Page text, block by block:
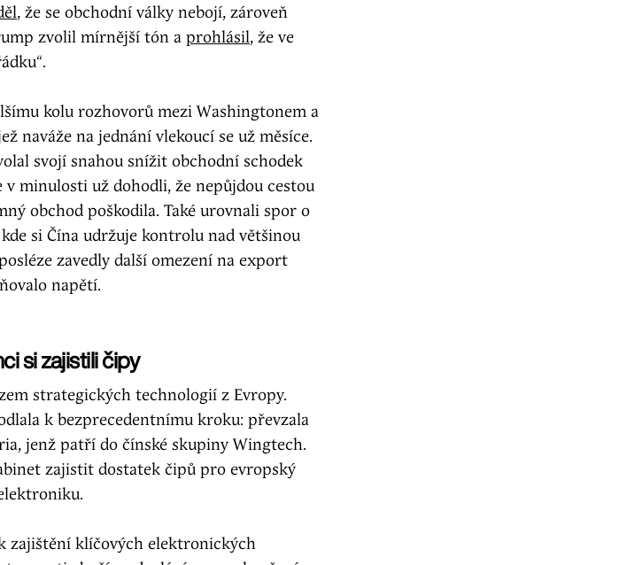
, že se obchodní války nebojí, zároveň
zvolil mírnější tón a prohlásil, že ve
kolu rozhovorů mezi Washingtonem a
naváže na jednání vlekoucí se už měsíce.
svojí snahou snížit obchodní schodek
v minulosti už dohodli, že nepůjdou cestou
obchod poškodila. Také urovnali spor o
si Čína udržuje kontrolu nad většinou
zavedly další omezení na export
napětí.
si zajistili čipy
strategických technologií z Evropy.
k bezprecedentnímu kroku: převzala
jenž patří do čínské skupiny Wingtech.
zajistit dostatek čipů pro evropský
zajištění klíčových elektronických